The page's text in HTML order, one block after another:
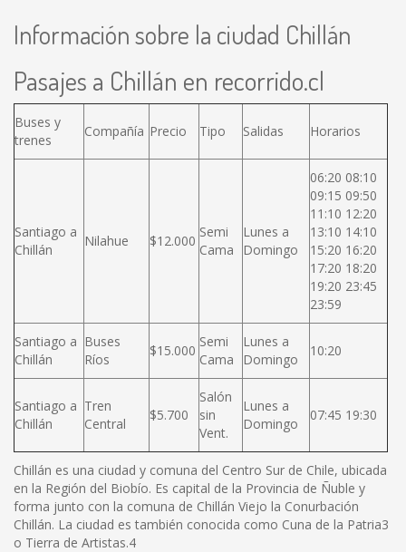
Información sobre la ciudad Chillán
Pasajes a Chillán en recorrido.cl
Buses y
trenes
Compañía Precio Tipo Salidas Horarios
Santiago a
Chillán
Nilahue $12.000
Semi
Cama
Lunes a
Domingo
06:20 08:10
09:15 09:50
11:10 12:20
13:10 14:10
15:20 16:20
17:20 18:20
19:20 23:45
23:59
Santiago a
Chillán
Buses
Ríos
$15.000
Semi
Cama
Lunes a
Domingo
10:20
Santiago a
Chillán
Tren
Central
$5.700
Salón
sin
Vent.
Lunes a
Domingo
07:45 19:30
Chillán es una ciudad y comuna del Centro Sur de Chile, ubicada
en la Región del Biobío. Es capital de la Provincia de Ñuble y
forma junto con la comuna de Chillán Viejo la Conurbación
Chillán. La ciudad es también conocida como Cuna de la Patria3
o Tierra de Artistas.4